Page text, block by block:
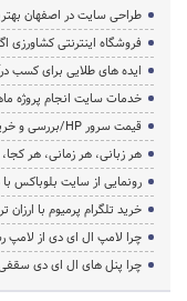
طراحی سایت در اصفهان
فروشگاه اینترنتی کشاورزی
ایده های طلایی برای کسب
خدمات سایت انجام پروژه
قیمت سرور HP/بررسی و خرید سرور اچ پی
هر زبانی، هر زمانی، هر
رونمایی از سایت بلوباکس
خرید تلگرام پرمیوم با ارزان
چرا لامپ ال ای دی از
چرا پنل های ال ای دی